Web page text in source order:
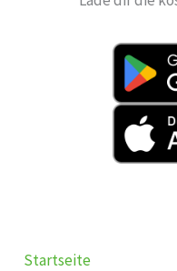
Startseite